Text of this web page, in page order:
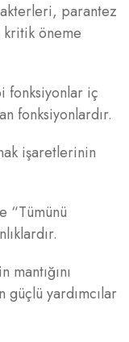
parantez
kritik öneme
fonksiyonlar iç
fonksiyonlardır.
işaretlerinin
“Tümünü
güçlü yardımcılar